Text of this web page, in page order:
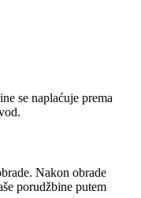
se naplaćuje prema
Nakon obrade
porudžbine putem